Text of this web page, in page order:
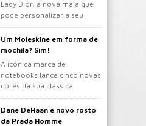
Lady Dior, a nova mala que
pode personalizar a seu
gosto.
Um Moleskine em forma de
mochila? Sim!
A icónica marca de
notebooks lança cinco novas
cores da sua clássica
mochila.
Dane DeHaan é novo rosto
da Prada Homme